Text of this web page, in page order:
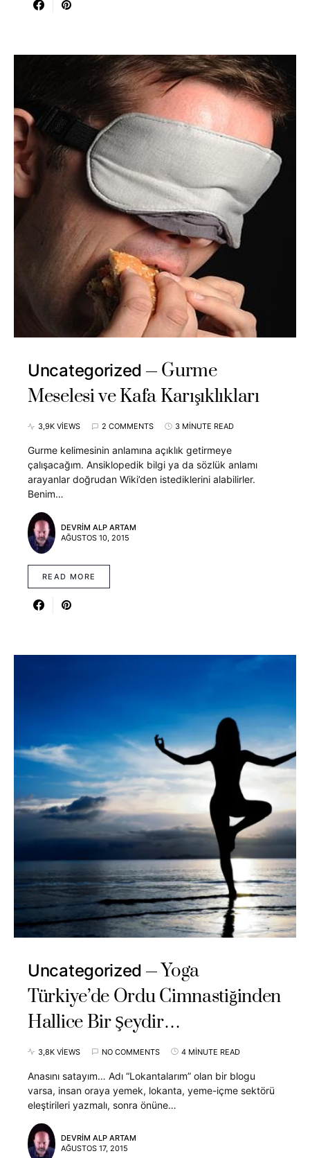
Uncategorized
Gurme
Meselesi ve Kafa Karışıklıkları
3,9K VIEWS 2 COMMENTS 3 MINUTE READ
Gurme kelimesinin anlamına açıklık getirmeye
çalışacağım. Ansiklopedik bilgi ya da sözlük anlamı
arayanlar doğrudan Wiki’den istediklerini alabilirler.
Benim…
DEVRIM ALP ARTAM
AĞUSTOS 10, 2015
READ MORE
Uncategorized
Yoga
Türkiye’de Ordu Cimnastiğinden
Hallice Bir Şeydir…
3,8K VIEWS NO COMMENTS 4 MINUTE READ
Anasını satayım… Adı “Lokantalarım” olan bir blogu
varsa, insan oraya yemek, lokanta, yeme-içme sektörü
eleştirileri yazmalı, sonra önüne…
DEVRIM ALP ARTAM
AĞUSTOS 17, 2015